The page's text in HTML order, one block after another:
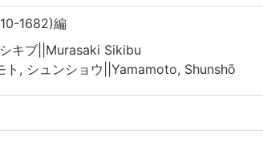
1682)編
キブ||Murasaki Sikibu
ト, シュンショウ||Yamamoto, Shunshō